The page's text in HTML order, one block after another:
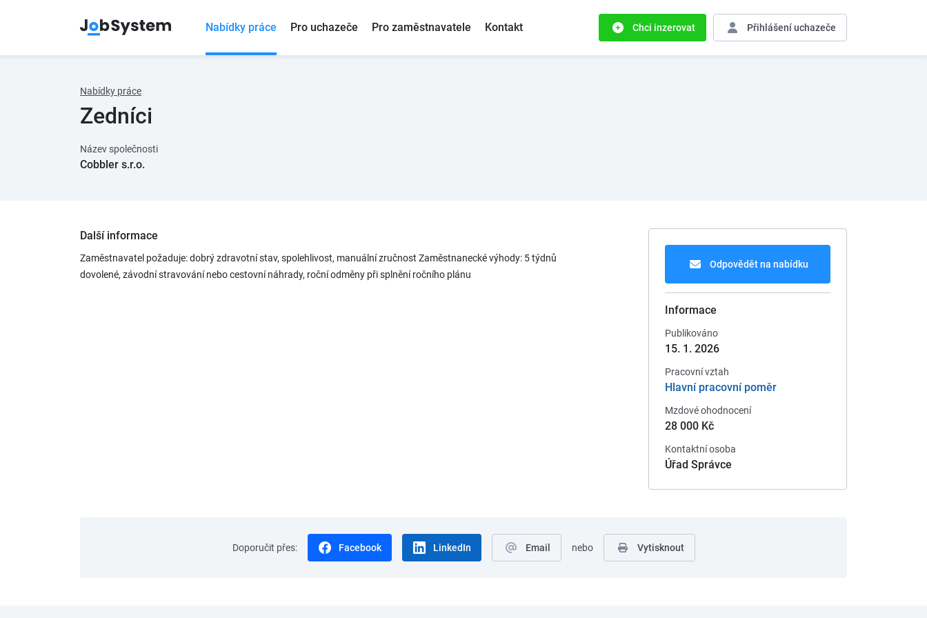
Nabídky práce Pro uchazeče Pro zaměstnavatele Kontakt Chci inzerovat Přihlášeníuchazeče
Nabídky práce
Zedníci
Název společnosti
Cobbler s.r.o.
Další informace
Zaměstnavatel požaduje: dobrý zdravotní stav, spolehlivost, manuální zručnost Zaměstnanecké výhody: 5 týdnů
dovolené, závodní stravování nebo cestovní náhrady, roční odměny při splnění ročního plánu
Odpovědět na nabídku
Informace
Publikováno
15. 1. 2026
Pracovní vztah
Hlavní pracovní poměr
Mzdové ohodnocení
28 000 Kč
Kontaktní osoba
Úřad Správce
Doporučit přes: Facebook LinkedIn Email nebo Vytisknout